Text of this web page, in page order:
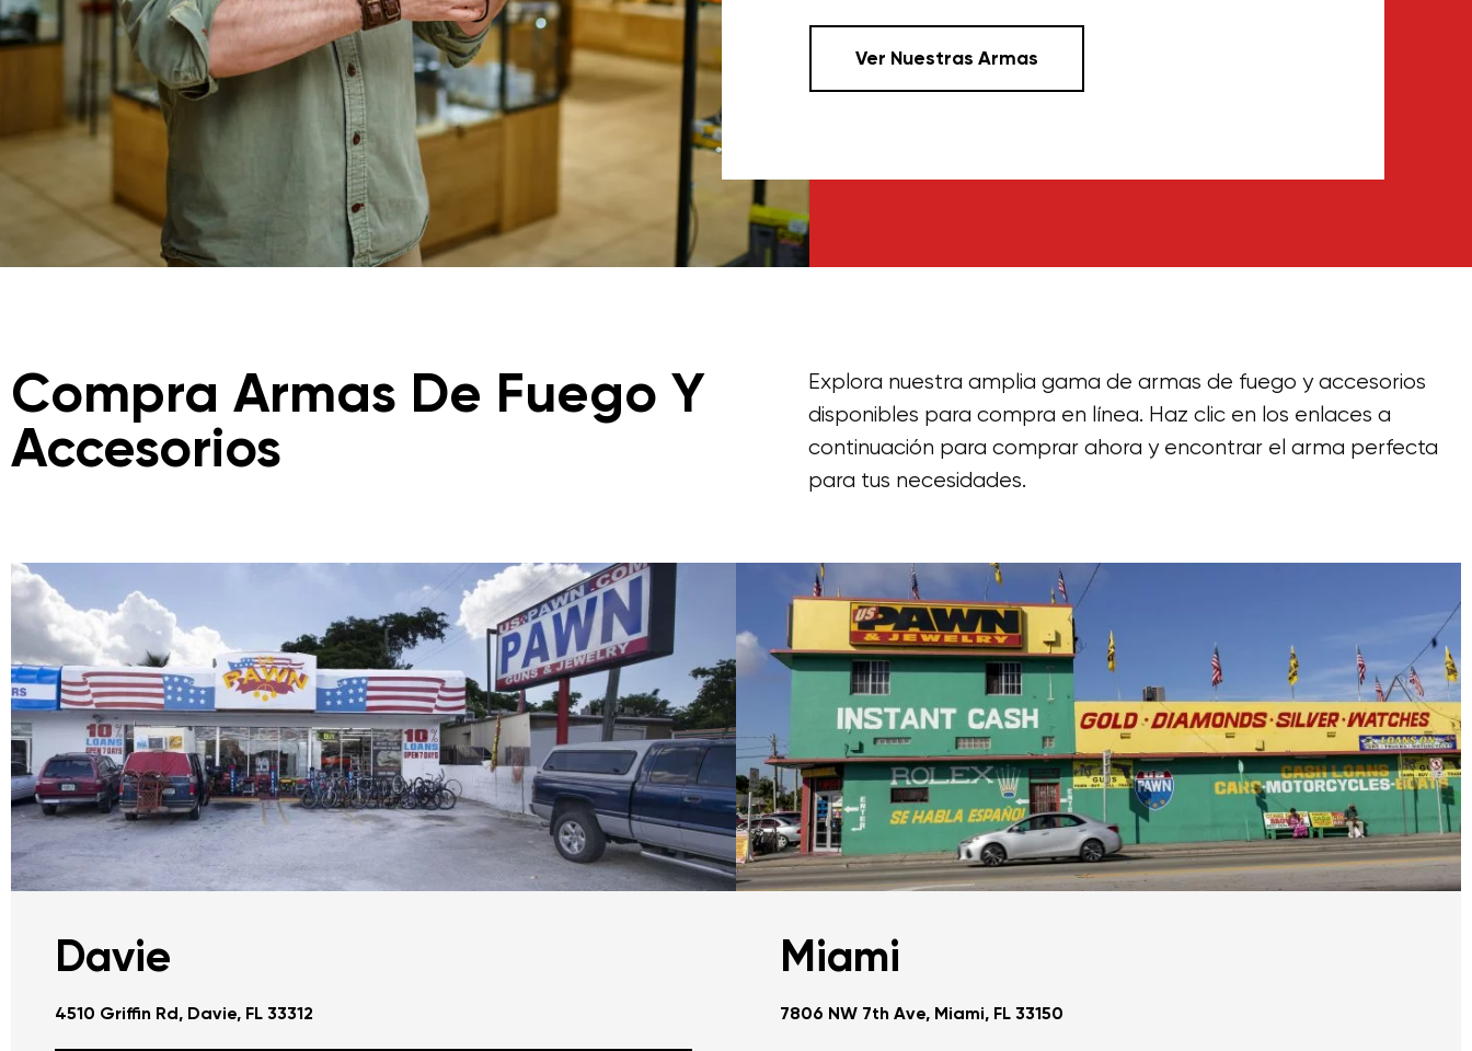
Ver Nuestras Armas
Compra Armas De Fuego Y
Accesorios
Explora nuestra amplia gama de armas de fuego y accesorios
disponibles para compra en línea. Haz clic en los enlaces a
continuación para comprar ahora y encontrar el arma perfecta
para tus necesidades.
Davie
4510 Griffin Rd, Davie, FL 33312
Miami
7806 NW 7th Ave, Miami, FL 33150